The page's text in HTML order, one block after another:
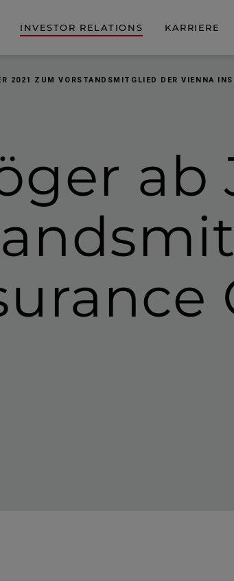
INVESTOR RELATIONS KARRIERE
2021 ZUM VORSTANDSMITGLIED DER VIENNA
ab